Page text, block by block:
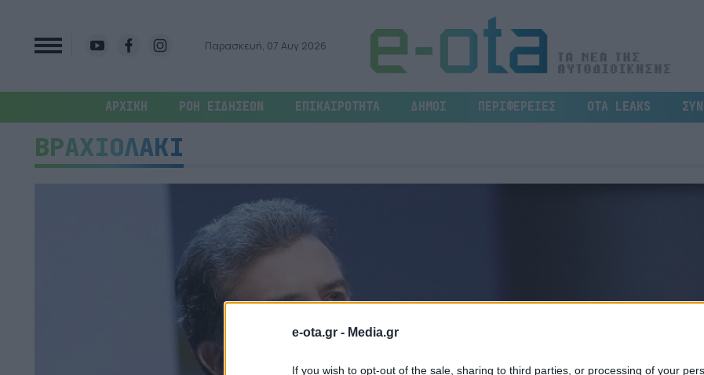
e-ota.gr - Media.gr
If you wish to opt-out of the sale, sharing to third parties, or processing of your
Παρασκευή, 07 Αυγ 2026
ΑΡΧΙΚΗ ΡΟΗ ΕΙΔΗΣΕΩΝ ΕΠΙΚΑΙΡΟΤΗΤΑ ΔΗΜΟΙ ΠΕΡΙΦΕΡΕΙΕΣ OTA LEAKS
ΒΡΑΧΙΟΛΑΚΙ